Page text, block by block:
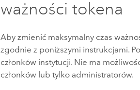
ważności tokena
Aby zmienić maksymalny czas
zgodnie z poniższymi instrukcjami.
członków instytucji. Nie ma
członków lub tylko administratorów.